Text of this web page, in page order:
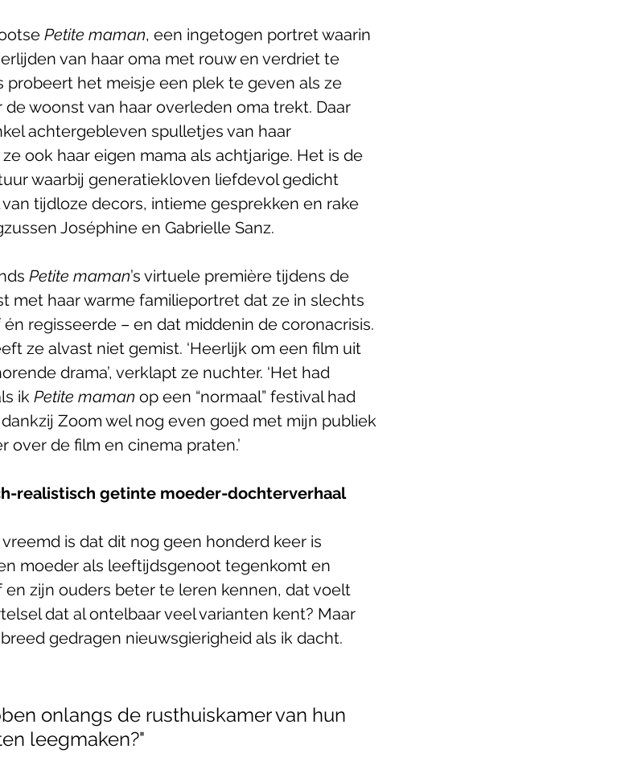
Petite maman, een ingetogen portret waarin
van haar oma met rouw en verdriet te
probeert het meisje een plek te geven als ze
woonst van haar overleden oma trekt. Daar
achtergebleven spulletjes van haar
ook haar eigen mama als achtjarige. Het is de
waarbij generatiekloven liefdevol gedicht
tijdloze decors, intieme gesprekken en rake
Joséphine en Gabrielle Sanz.
Petite maman’s virtuele première tijdens de
met haar warme familieportret dat ze in slechts
regisseerde – en dat middenin de coronacrisis.
ze alvast niet gemist. ‘Heerlijk om een film uit
drama’, verklapt ze nuchter. ‘Het had
ik Petite maman op een “normaal” festival had
Zoom wel nog even goed met mijn publiek
de film en cinema praten.’
realistisch getinte moeder-dochterverhaal
is dat dit nog geen honderd keer is
moeder als leeftijdsgenoot tegenkomt en
zijn ouders beter te leren kennen, dat voelt
dat al ontelbaar veel varianten kent? Maar
gedragen nieuwsgierigheid als ik dacht.
onlangs de rusthuiskamer van hun
leegmaken?"